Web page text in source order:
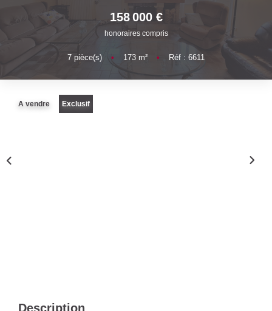
NOTRE AGENCE
Qui Sommes-Nous
158 000 €
honoraires compris
7 pièce(s) • 173 m² • Réf : 6611
A vendre Exclusif
Description